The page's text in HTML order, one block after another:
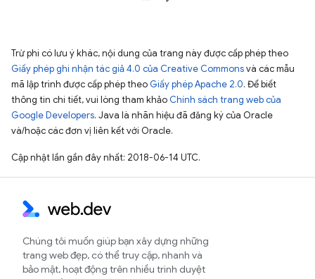
Trừ phi có lưu ý khác, nội dung của trang này được cấp phép theo
Giấy phép ghi nhận tác giả 4.0 của Creative Commonsvà các mẫu
mã lập trình được cấp phép theo Giấy phép Apache 2.0. Để biết
thông tin chi tiết, vui lòng tham khảo Chính sách trang web của
Google Developers. Java là nhãn hiệu đã đăng ký của Oracle
và/hoặc các đơn vị liên kết với Oracle.
Cập nhật lần gần đây nhất: 2018-06-14 UTC.
Chúng tôi muốn giúp bạn xây dựng những
trang web đẹp, có thể truy cập, nhanh và
bảo mật, hoạt động trên nhiều trình duyệt